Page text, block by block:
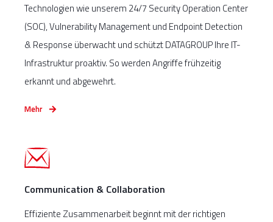
Technologien wie unserem 24/7 Security Operation Center
(SOC), Vulnerability Management und Endpoint Detection
& Response überwacht und schützt DATAGROUP Ihre IT-
Infrastruktur proaktiv. So werden Angriffe frühzeitig
erkannt und abgewehrt.
Mehr
Communication & Collaboration
Effiziente Zusammenarbeit beginnt mit der richtigen